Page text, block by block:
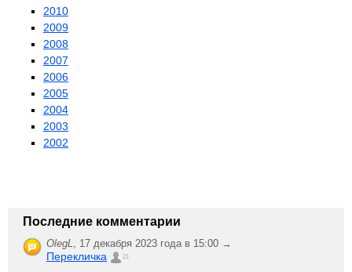
2010
2009
2008
2007
2006
2005
2004
2003
2002
Последние комментарии
OlegL, 17 декабря 2023 года в 15:00 →
Перекличка 21